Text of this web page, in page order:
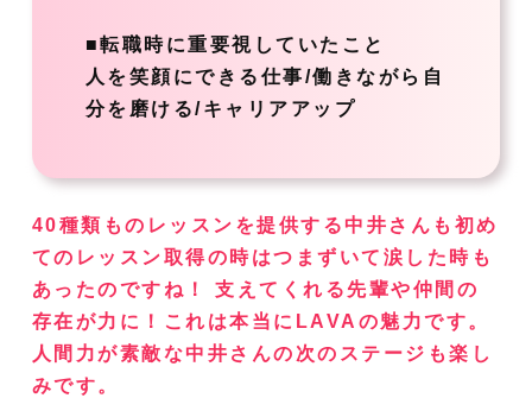
■転職時に重要視していたこと
人を笑顔にできる仕事/働きながら自
分を磨ける/キャリアアップ
40種類ものレッスンを提供する中井さんも初め
てのレッスン取得の時はつまずいて涙した時も
あったのですね！ 支えてくれる先輩や仲間の
存在が力に！これは本当にLAVAの魅力です。
人間力が素敵な中井さんの次のステージも楽し
みです。